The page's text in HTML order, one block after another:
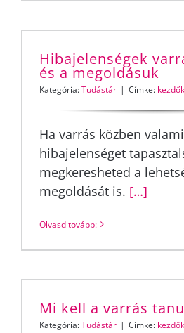
Hibajelenségek
és a megoldásuk
Kategória:Tudástár | Címke:
Ha varrás közben
hibajelenséget
megkeresheted a
megoldását is. […]
Olvasd tovább:
Mi kell a varrás
Kategória:Tudástár | Címke: